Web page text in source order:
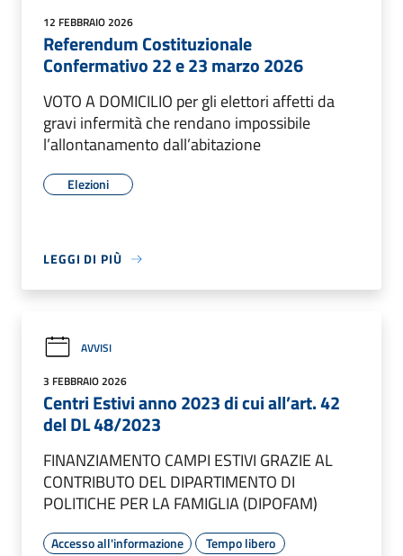
12 FEBBRAIO 2026
Referendum Costituzionale
Confermativo 22 e 23 marzo 2026
VOTO A DOMICILIO per gli elettori affetti da
gravi infermità che rendano impossibile
l’allontanamento dall’abitazione
Elezioni
LEGGI DI PIÙ
AVVISI
3 FEBBRAIO 2026
Centri Estivi anno 2023 di cui all’art. 42
del DL 48/2023
FINANZIAMENTO CAMPI ESTIVI GRAZIE AL
CONTRIBUTO DEL DIPARTIMENTO DI
POLITICHE PER LA FAMIGLIA (DIPOFAM)
Accesso all'informazione Tempo libero